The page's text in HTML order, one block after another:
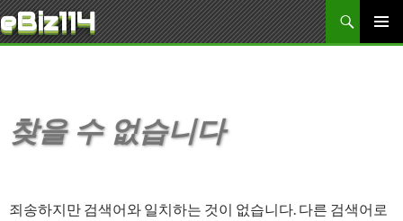
eBiz114
검색
주 메뉴
콘텐츠로 바로가기
찾을 수 없습니다
죄송하지만 검색어와 일치하는 것이 없습니다. 다른 검색어로